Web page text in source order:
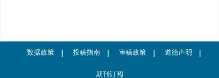
数据政策 投稿指南 审稿政策 道德声明
期刊订阅